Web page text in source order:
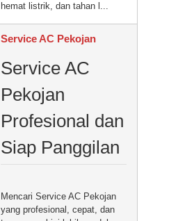
hemat listrik, dan tahan l...
Service AC Pekojan
Service AC
Pekojan
Profesional dan
Siap Panggilan
Mencari Service AC Pekojan
yang profesional, cepat, dan